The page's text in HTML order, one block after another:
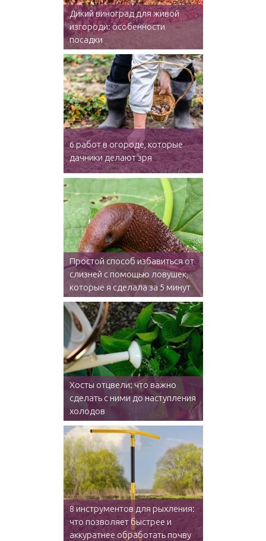
Дикий виноград для живой
изгороди: особенности
посадки
6 работ в огороде, которые
дачники делают зря
Простой способ избавиться от
слизней с помощью ловушек,
которые я сделала за 5 минут
Хосты отцвели: что важно
сделать с ними до наступления
холодов
8 инструментов для рыхления:
что позволяет быстрее и
аккуратнее обработать почву